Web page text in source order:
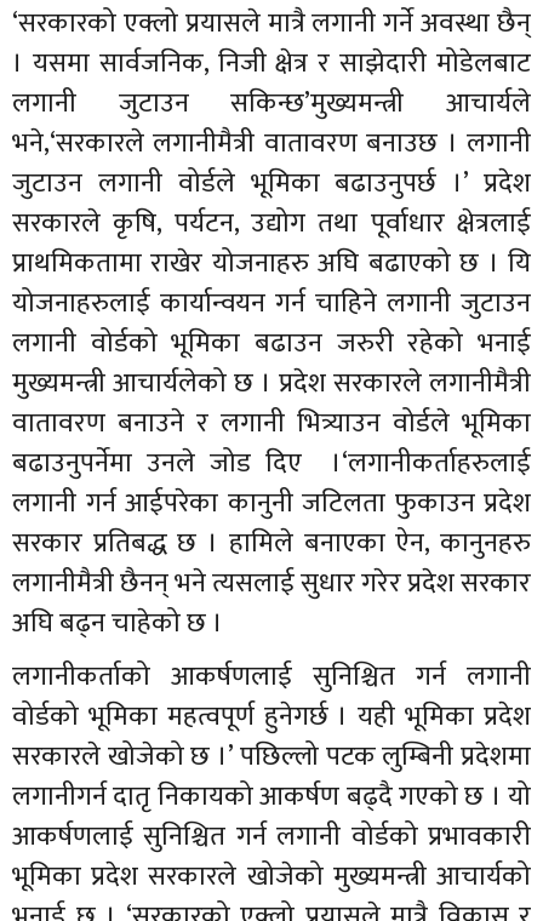
‘सरकारको एक्लो प्रयासले मात्रै लगानी गर्ने अवस्था छैन्
। यसमा सार्वजनिक, निजी क्षेत्र र साझेदारी मोडेलबाट
लगानी जुटाउन सकिन्छ’मुख्यमन्त्री आचार्यले
भने,‘सरकारले लगानीमैत्री वातावरण बनाउछ । लगानी
जुटाउन लगानी वोर्डले भूमिका बढाउनुपर्छ ।’ प्रदेश
सरकारले कृषि, पर्यटन, उद्योग तथा पूर्वाधार क्षेत्रलाई
प्राथमिकतामा राखेर योजनाहरु अघि बढाएको छ । यि
योजनाहरुलाई कार्यान्वयन गर्न चाहिने लगानी जुटाउन
लगानी वोर्डको भूमिका बढाउन जरुरी रहेको भनाई
मुख्यमन्त्री आचार्यलेको छ । प्रदेश सरकारले लगानीमैत्री
वातावरण बनाउने र लगानी भित्र्याउन वोर्डले भूमिका
बढाउनुपर्नेमा उनले जोड दिए ।‘लगानीकर्ताहरुलाई
लगानी गर्न आईपरेका कानुनी जटिलता फुकाउन प्रदेश
सरकार प्रतिबद्ध छ । हामिले बनाएका ऐन, कानुनहरु
लगानीमैत्री छैनन् भने त्यसलाई सुधार गरेर प्रदेश सरकार
अघि बढ्न चाहेको छ ।
लगानीकर्ताको आकर्षणलाई सुनिश्चित गर्न लगानी
वोर्डको भूमिका महत्वपूर्ण हुनेगर्छ । यही भूमिका प्रदेश
सरकारले खोजेको छ ।’ पछिल्लो पटक लुम्बिनी प्रदेशमा
लगानीगर्न दातृ निकायको आकर्षण बढ्दै गएको छ । यो
आकर्षणलाई सुनिश्चित गर्न लगानी वोर्डको प्रभावकारी
भूमिका प्रदेश सरकारले खोजेको मुख्यमन्त्री आचार्यको